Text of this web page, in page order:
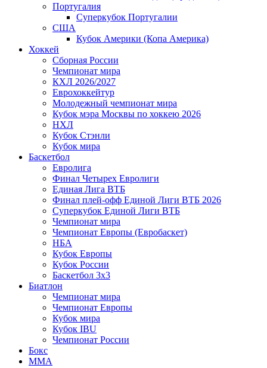
Португалия
Суперкубок Португалии
США
Кубок Америки (Копа Америка)
Хоккей
Сборная России
Чемпионат мира
КХЛ 2026/2027
Еврохоккейтур
Молодежный чемпионат мира
Кубок мэра Москвы по хоккею 2026
НХЛ
Кубок Стэнли
Кубок мира
Баскетбол
Евролига
Финал Четырех Евролиги
Единая Лига ВТБ
Финал плей-офф Единой Лиги ВТБ 2026
Суперкубок Единой Лиги ВТБ
Чемпионат мира
Чемпионат Европы (Евробаскет)
НБА
Кубок Европы
Кубок России
Баскетбол 3х3
Биатлон
Чемпионат мира
Чемпионат Европы
Кубок мира
Кубок IBU
Чемпионат России
Бокс
MMA